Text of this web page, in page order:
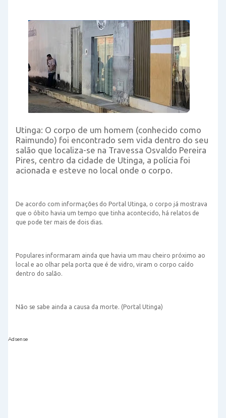
Utinga: O corpo de um homem (conhecido como
Raimundo) foi encontrado sem vida dentro do seu
salão que localiza-se na Travessa Osvaldo Pereira
Pires, centro da cidade de Utinga, a polícia foi
acionada e esteve no local onde o corpo.
De acordo com informações do Portal Utinga, o corpo já mostrava
que o óbito havia um tempo que tinha acontecido, há relatos de
que pode ter mais de dois dias.
Populares informaram ainda que havia um mau cheiro próximo ao
local e ao olhar pela porta que é de vidro, viram o corpo caído
dentro do salão.
Não se sabe ainda a causa da morte. (Portal Utinga)
Adsense